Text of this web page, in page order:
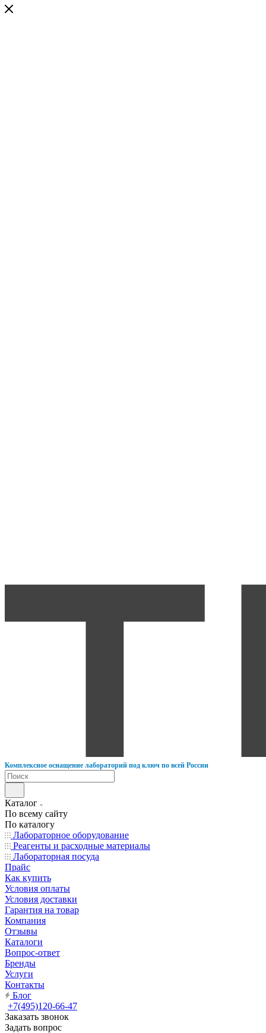
Комплексное оснащение лабораторий под ключ по всей России
Каталог
По всему сайту
По каталогу
Лабораторное оборудование
Реагенты и расходные материалы
Лабораторная посуда
Прайс
Как купить
Условия оплаты
Условия доставки
Гарантия на товар
Компания
Отзывы
Каталоги
Вопрос-ответ
Бренды
Услуги
Контакты
Блог
+7(495)120-66-47
Заказать звонок
Задать вопрос